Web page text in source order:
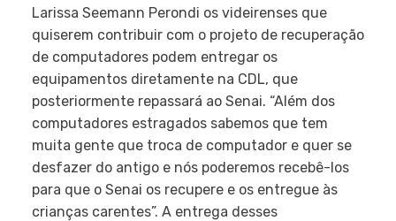
Larissa Seemann Perondi os videirenses que
quiserem contribuir com o projeto de recuperação
de computadores podem entregar os
equipamentos diretamente na CDL, que
posteriormente repassará ao Senai. “Além dos
computadores estragados sabemos que tem
muita gente que troca de computador e quer se
desfazer do antigo e nós poderemos recebê-los
para que o Senai os recupere e os entregue às
crianças carentes”. A entrega desses